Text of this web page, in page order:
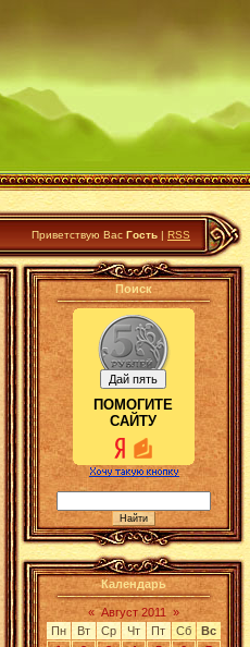
Приветствую Вас Гость | RSS
Поиск
ПОМОГИТЕ
САЙТУ
Календарь
« Август 2011 »
Пн
Вт Ср Чт Пт Сб
Вс